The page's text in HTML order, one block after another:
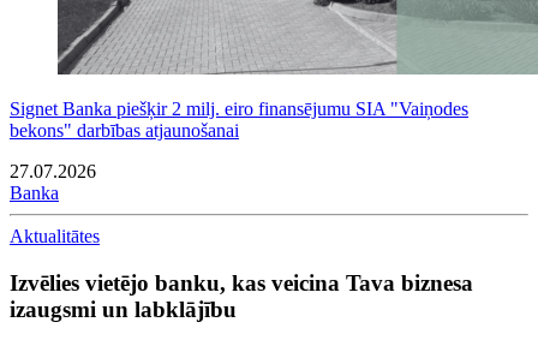
Signet Banka piešķir 2 milj. eiro finansējumu SIA "Vaiņodes
bekons" darbības atjaunošanai
27.07.2026
Banka
Aktualitātes
Izvēlies vietējo banku, kas veicina Tava biznesa
izaugsmi un labklājību